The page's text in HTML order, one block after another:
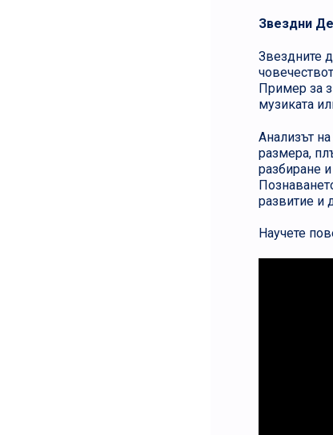
Звездни
Звездните
Пример за
музиката
Анализът
размера,
разбиране
развитие и
Научете